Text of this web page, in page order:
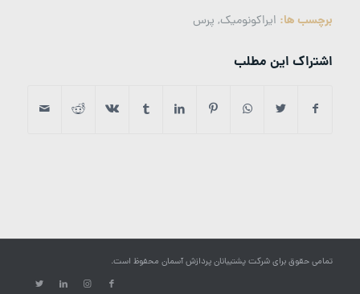
برچسب ها: ایراکونومیک, پرس
اشتراک این مطلب
تمامی حقوق برای شرکت پشتیبانان پردازش آسمان محفوظ است.